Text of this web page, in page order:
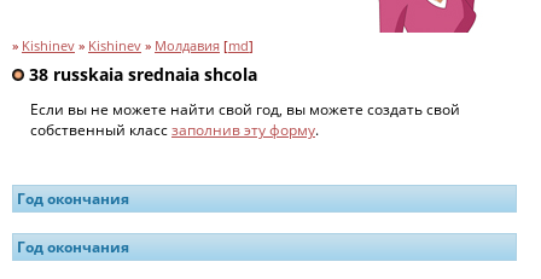
» Kishinev » Kishinev » Молдавия [md]
38 russkaia srednaia shcola
Если вы не можете найти свой год, вы можете создать свой
собственный классзаполнив эту форму.
Год окончания
Год окончания